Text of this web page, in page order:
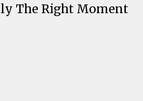
The Right Moment